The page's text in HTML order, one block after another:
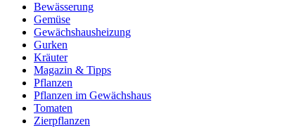
Bewässerung
Gemüse
Gewächshausheizung
Gurken
Kräuter
Magazin & Tipps
Pflanzen
Pflanzen im Gewächshaus
Tomaten
Zierpflanzen